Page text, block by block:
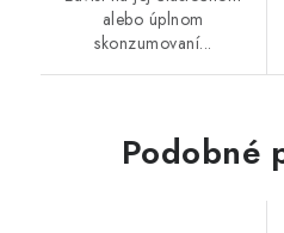
alebo úplnom
skonzumovaní...
Podobné